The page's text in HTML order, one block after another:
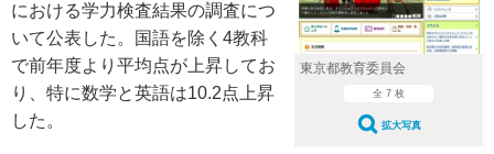
東京都教育委員会
全 7 枚
拡大写真
における学力検査結果の調査につ
いて公表した。国語を除く4教科
で前年度より平均点が上昇してお
り、特に数学と英語は10.2点上昇
した。